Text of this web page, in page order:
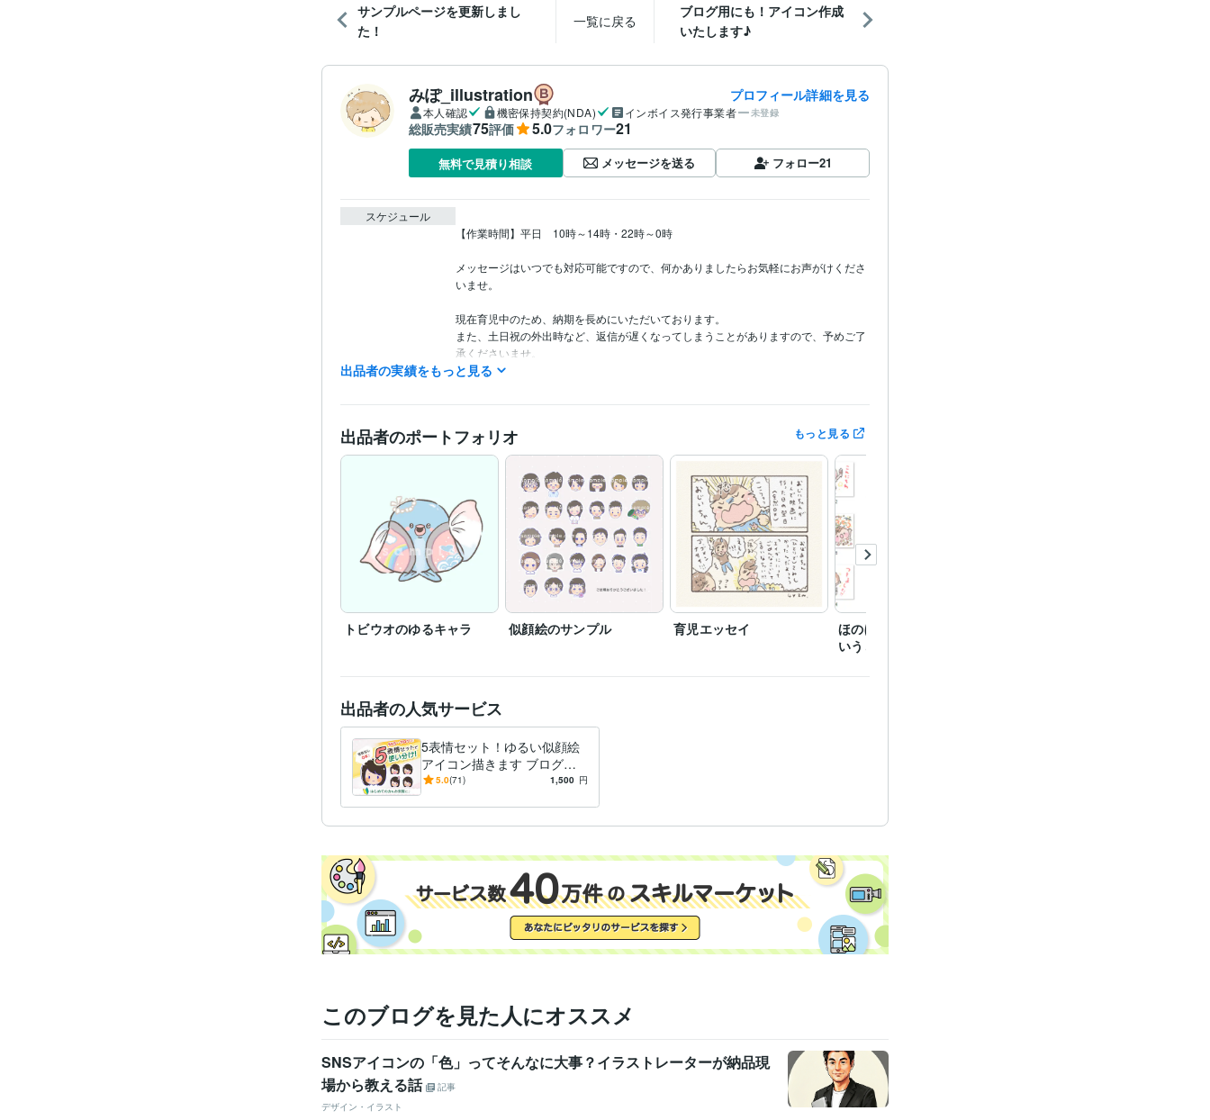
サンプルページを更新しまし
た！
一覧に戻る
ブログ用にも！アイコン作成
いたします♪
みぽ_illustration プロフィール詳細を見る
本人確認 機密保持契約(NDA) インボイス発行事業者 未登録
総販売実績75評価 5.0フォロワー21
無料で見積り相談 メッセージを送る フォロー21
スケジュール
【作業時間】平日　10時～14時・22時～0時
メッセージはいつでも対応可能ですので、何かありましたらお気軽にお声がけくださ
いませ。
現在育児中のため、納期を長めにいただいております。
また、土日祝の外出時など、返信が遅くなってしまうことがありますので、予めご了
承くださいませ。
などいらっしゃいましたら、事前にお申し付けください。
どうぞよろしくお願いいたします。
デザイナー / その他デザイナー 経験年数 : 8年
受賞歴 絵本の登場キャラクターやさしいおばけコンテスト　入賞 夜な夜なプロジェク
ト　キャラプロ　最終選考ノミネート
資格・検定 普通自動車第一種運転免許 取得年 : 2008年
日本漢字能力検定2級 取得年 : 2007年
取得年 : 2008年
ビジネス・クリエイ
ティブツール
STUDIO:1年Excel:3年Google サイト:5年 freee:2年ChatGPT:0年
Adobe Photoshop:15年Adobe Premiere Pro:2年Adobe Illustrator:5年
Canva:0年
柔らかいタッチのイラスト、似顔絵 写真合成加工、切
り抜き
テレビ業界、
グラフィックデザイン
テレビ業界 出版
出品者の実績をもっと見る
出品者のポートフォリオ もっと見る
トビウオのゆるキャラ 似顔絵のサンプル 育児エッセイ
ほのぼの子どもとわいわ
いうさぎ
出品者の人気サービス
5表情セット！ゆるい似顔絵
アイコン描きます ブログ・S
NSのアイコンに♪写真なしO
5.0(71) 1,500 円
このブログを見た人にオススメ
SNSアイコンの「色」ってそんなに大事？イラストレーターが納品現
場から教える話
記事
デザイン・イラスト